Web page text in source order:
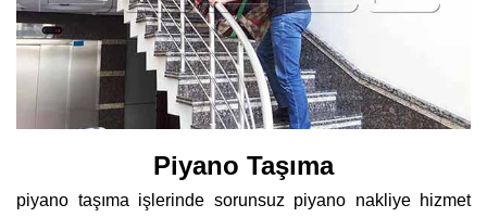
Piyano Taşıma
piyano taşıma işlerinde sorunsuz piyano nakliye hizmet